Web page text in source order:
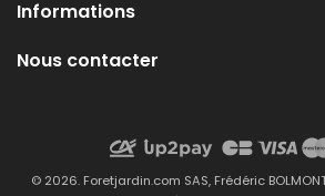
Informations
Nous contacter
© 2026. Foretjardin.com SAS, Frédéric